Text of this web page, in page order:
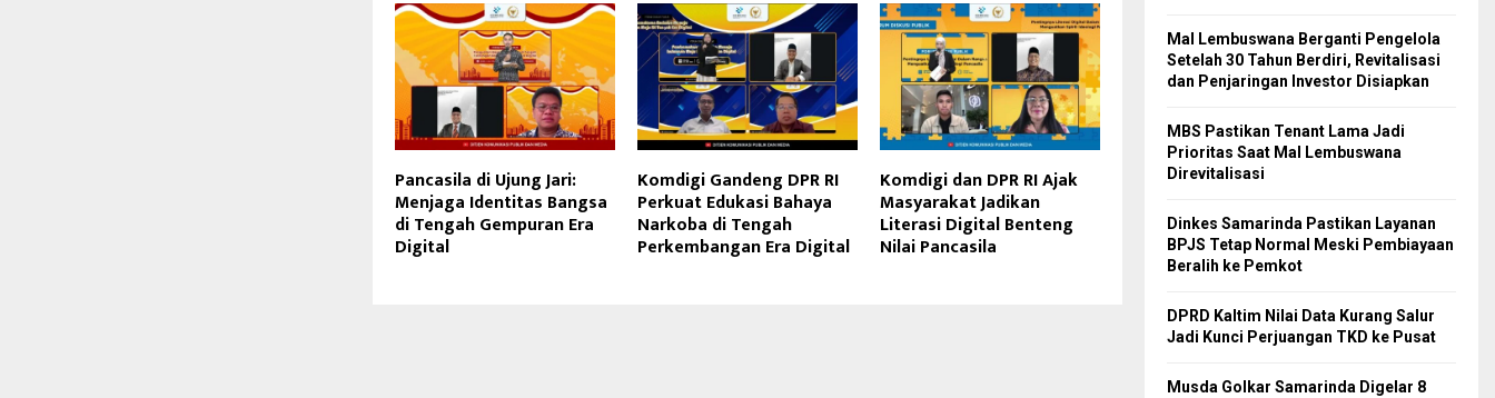
Pancasila di Ujung Jari:
Menjaga Identitas Bangsa
di Tengah Gempuran Era
Digital
Komdigi Gandeng DPR RI
Perkuat Edukasi Bahaya
Narkoba di Tengah
Perkembangan Era Digital
Komdigi dan DPR RI Ajak
Masyarakat Jadikan
Literasi Digital Benteng
Nilai Pancasila
Mal Lembuswana Berganti Pengelola
Setelah 30 Tahun Berdiri, Revitalisasi
dan Penjaringan Investor Disiapkan
MBS Pastikan Tenant Lama Jadi
Prioritas Saat Mal Lembuswana
Direvitalisasi
Dinkes Samarinda Pastikan Layanan
BPJS Tetap Normal Meski Pembiayaan
Beralih ke Pemkot
DPRD Kaltim Nilai Data Kurang Salur
Jadi Kunci Perjuangan TKD ke Pusat
Musda Golkar Samarinda Digelar 8